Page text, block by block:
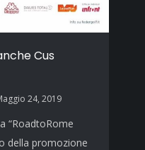
Cus
24, 2019
“RoadtoRome
della promozione